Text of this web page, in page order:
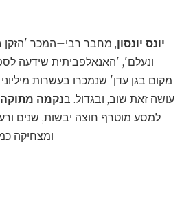
יונס יונסון, מחבר רבי–המכר 'הזקן
ונעלם', 'האנאלפביתית שידעה
מקום בגן עדן' שנמכרו בעשרות
עושה זאת שוב, ובגדול. בנקמה
למסע מוטרף חוצה יבשות, שנים
ומצחיקה